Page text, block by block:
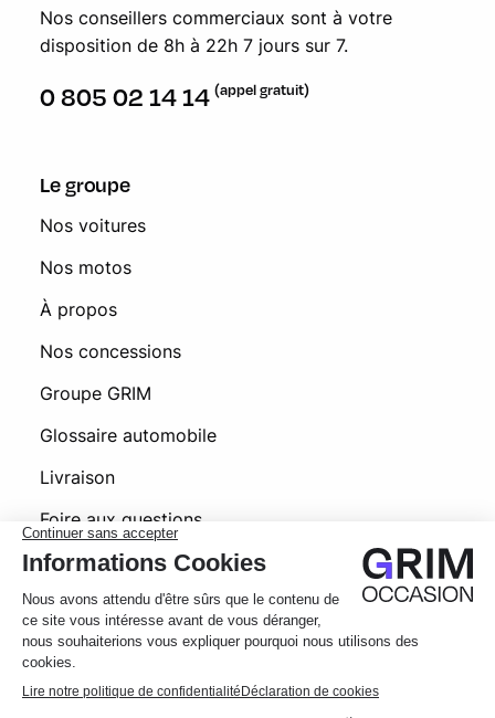
Nos conseillers commerciaux sont à votre
disposition de 8h à 22h 7 jours sur 7.
0 805 02 14 14 (appel gratuit)
Le groupe
Nos voitures
Nos motos
À propos
Nos concessions
Groupe GRIM
Glossaire automobile
Livraison
Foire aux questions
© 2026 Grim Occasion